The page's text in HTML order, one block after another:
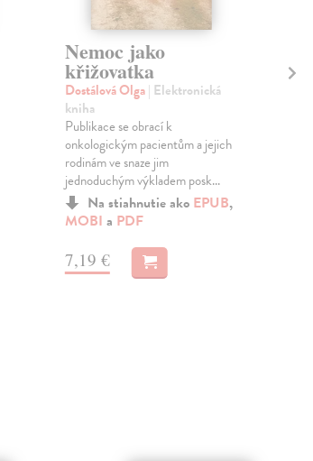
Nemoc jako
křižovatka
Dostálová Olga| Elektronická
kniha
Publikace se obrací k
onkologickým pacientům a jejich
rodinám ve snaze jim
jednoduchým výkladem posk...
Na stiahnutie ako EPUB,
MOBI a PDF
7,19 €